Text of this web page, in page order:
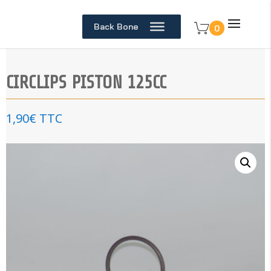
Back Bone 0
CIRCLIPS PISTON 125CC
1,90€ TTC